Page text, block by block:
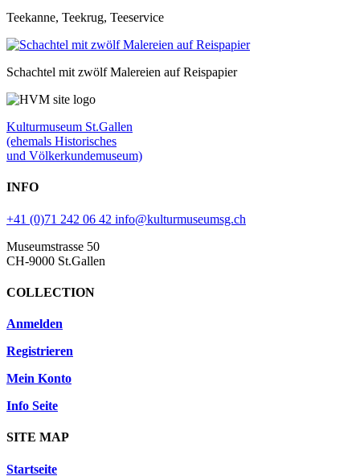
Teekanne, Teekrug, Teeservice
Schachtel mit zwölf Malereien auf Reispapier
Kulturmuseum St.Gallen
(ehemals Historisches
und Völkerkundemuseum)
INFO
+41 (0)71 242 06 42 info@kulturmuseumsg.ch
Museumstrasse 50
CH-9000 St.Gallen
COLLECTION
Anmelden
Registrieren
Mein Konto
Info Seite
SITE MAP
Startseite